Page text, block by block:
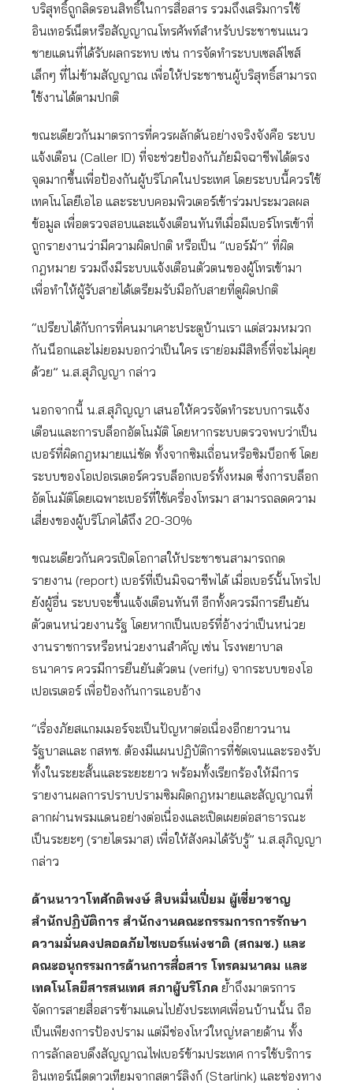
บริสุทธิ์ถูกลิดรอนสิทธิ์ในการสื่อสาร รวมถึงเสริมการใช้
อินเทอร์เน็ตหรือสัญญาณโทรศัพท์สำหรับประชาชนแนว
ชายแดนที่ได้รับผลกระทบ เช่น การจัดทำระบบเซลล์ไซส์
เล็กๆ ที่ไม่ข้ามสัญญาณ เพื่อให้ประชาชนผู้บริสุทธิ์สามารถ
ใช้งานได้ตามปกติ
ขณะเดียวกันมาตรการที่ควรผลักดันอย่างจริงจังคือ ระบบ
แจ้งเตือน (Caller ID) ที่จะช่วยป้องกันภัยมิจฉาชีพได้ตรง
จุดมากขึ้นเพื่อป้องกันผู้บริโภคในประเทศ โดยระบบนี้ควรใช้
เทคโนโลยีเอไอ และระบบคอมพิวเตอร์เข้าร่วมประมวลผล
ข้อมูล เพื่อตรวจสอบและแจ้งเตือนทันทีเมื่อมีเบอร์โทรเข้าที่
ถูกรายงานว่ามีความผิดปกติ หรือเป็น “เบอร์ม้า” ที่ผิด
กฎหมาย รวมถึงมีระบบแจ้งเตือนตัวตนของผู้โทรเข้ามา
เพื่อทำให้ผู้รับสายได้เตรียมรับมือกับสายที่ดูผิดปกติ
“เปรียบได้กับการที่คนมาเคาะประตูบ้านเรา แต่สวมหมวก
กันน็อกและไม่ยอมบอกว่าเป็นใคร เราย่อมมีสิทธิ์ที่จะไม่คุย
ด้วย” น.ส.สุภิญญา กล่าว
นอกจากนี้ น.ส.สุภิญญา เสนอให้ควรจัดทำระบบการแจ้ง
เตือนและการบล็อกอัตโนมัติ โดยหากระบบตรวจพบว่าเป็น
เบอร์ที่ผิดกฎหมายแน่ชัด ทั้งจากซิมเถื่อนหรือซิมบ็อกซ์ โดย
ระบบของโอเปอเรเตอร์ควรบล็อกเบอร์ทั้งหมด ซึ่งการบล็อก
อัตโนมัติโดยเฉพาะเบอร์ที่ใช้เครื่องโทรมา สามารถลดความ
เสี่ยงของผู้บริโภคได้ถึง 20-30%
ขณะเดียวกันควรเปิดโอกาสให้ประชาชนสามารถกด
รายงาน (report) เบอร์ที่เป็นมิจฉาชีพได้ เมื่อเบอร์นั้นโทรไป
ยังผู้อื่น ระบบจะขึ้นแจ้งเตือนทันที อีกทั้งควรมีการยืนยัน
ตัวตนหน่วยงานรัฐ โดยหากเป็นเบอร์ที่อ้างว่าเป็นหน่วย
งานราชการหรือหน่วยงานสำคัญ เช่น โรงพยาบาล
ธนาคาร ควรมีการยืนยันตัวตน (verify) จากระบบของโอ
เปอเรเตอร์ เพื่อป้องกันการแอบอ้าง
“เรื่องภัยสแกมเมอร์จะเป็นปัญหาต่อเนื่องอีกยาวนาน
รัฐบาลและ กสทช. ต้องมีแผนปฏิบัติการที่ชัดเจนและรองรับ
ทั้งในระยะสั้นและระยะยาว พร้อมทั้งเรียกร้องให้มีการ
รายงานผลการปราบปรามซิมผิดกฎหมายและสัญญาณที่
ลากผ่านพรมแดนอย่างต่อเนื่องและเปิดเผยต่อสาธารณะ
เป็นระยะๆ (รายไตรมาส) เพื่อให้สังคมได้รับรู้” น.ส.สุภิญญา
กล่าว
ด้านนาวาโทศักติพงษ์ สิบหมื่นเปี่ยม ผู้เชี่ยวชาญ
สำนักปฏิบัติการ สำนักงานคณะกรรมการการรักษา
ความมั่นคงปลอดภัยไซเบอร์แห่งชาติ (สกมช.) และ
คณะอนุกรรมการด้านการสื่อสาร โทรคมนาคม และ
เทคโนโลยีสารสนเทศ สภาผู้บริโภค ย้ำถึงมาตรการ
จัดการสายสื่อสารข้ามแดนไปยังประเทศเพื่อนบ้านนั้น ถือ
เป็นเพียงการป้องปราม แต่มีช่องโหว่ใหญ่หลายด้าน ทั้ง
การลักลอบดึงสัญญาณไฟเบอร์ข้ามประเทศ การใช้บริการ
อินเทอร์เน็ตดาวเทียมจากสตาร์ลิงก์ (Starlink) และช่องทาง